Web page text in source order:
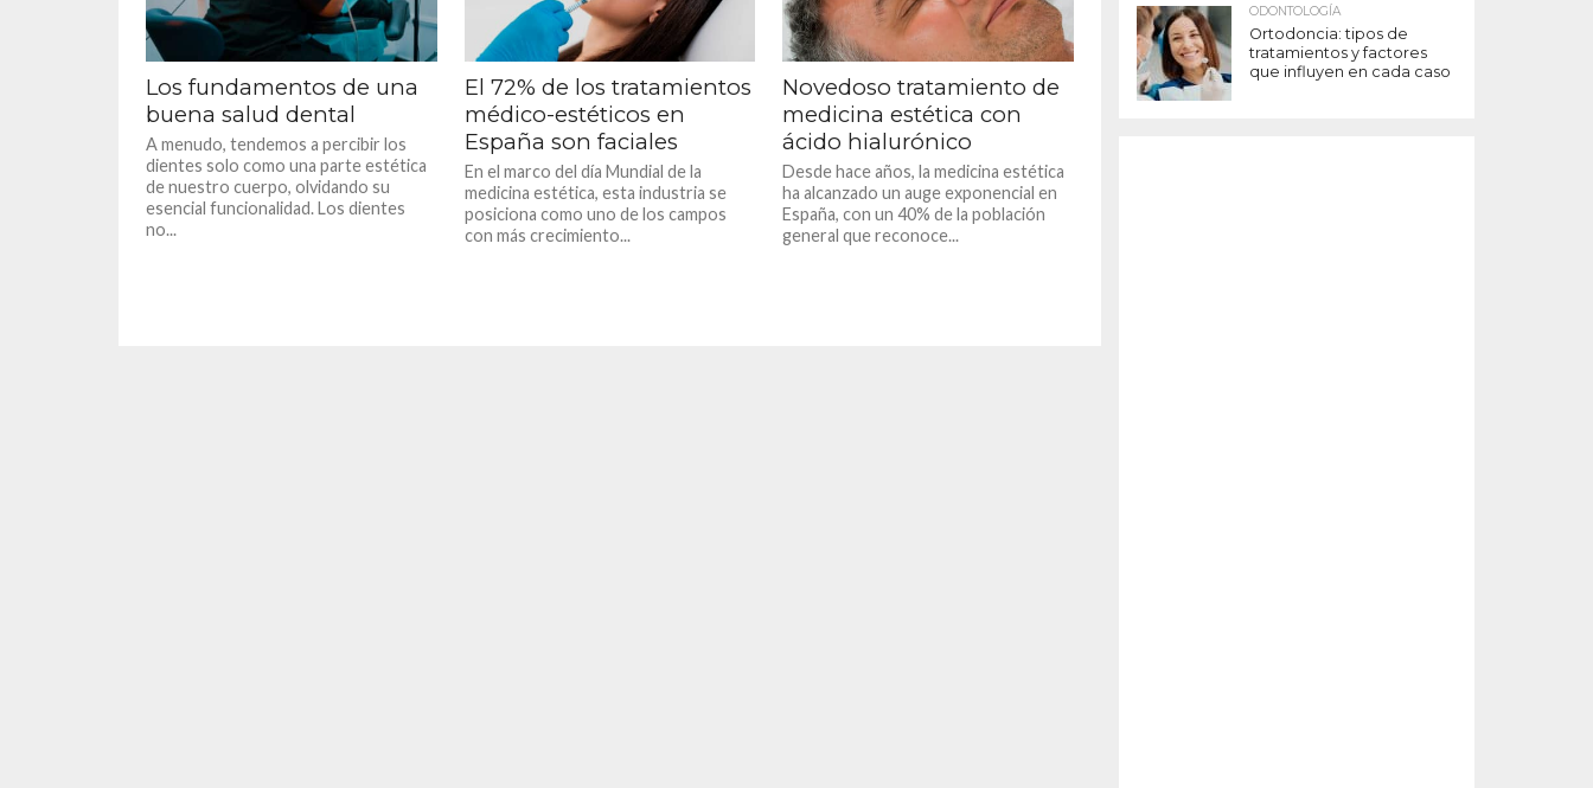
Los fundamentos de una
buena salud dental
A menudo, tendemos a percibir los
dientes solo como una parte estética
de nuestro cuerpo, olvidando su
esencial funcionalidad. Los dientes
no...
El 72% de los tratamientos
médico-estéticos en
España son faciales
En el marco del día Mundial de la
medicina estética, esta industria se
posiciona como uno de los campos
con más crecimiento...
Novedoso tratamiento de
medicina estética con
ácido hialurónico
Desde hace años, la medicina estética
ha alcanzado un auge exponencial en
España, con un 40% de la población
general que reconoce...
ODONTOLOGÍA
Ortodoncia: tipos de
tratamientos y factores
que influyen en cada caso